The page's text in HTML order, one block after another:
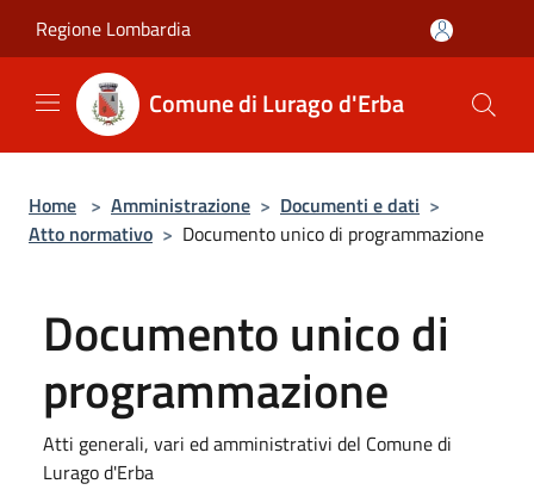
Regione Lombardia
Comune di Lurago d'Erba
Home > Amministrazione > Documenti e dati >
Atto normativo > Documento unico di programmazione
Documento unico di
programmazione
Atti generali, vari ed amministrativi del Comune di
Lurago d'Erba